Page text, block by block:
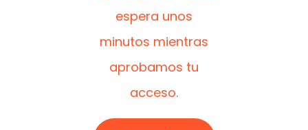
espera unos
minutos mientras
aprobamos tu
acceso.